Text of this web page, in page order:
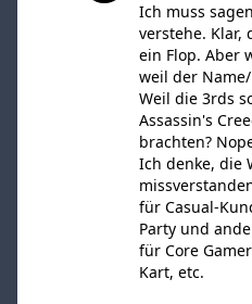
Ich muss
verstehe. Klar,
ein Flop. Aber
weil der
Weil die 3rds
Assassin's
brachten?
Ich denke, die
für Casual-
Party und
für Core
Kart, etc.